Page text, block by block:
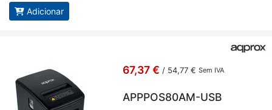
Adicionar
67,37 € / 54,77 € Sem IVA
APPPOS80AM-USB